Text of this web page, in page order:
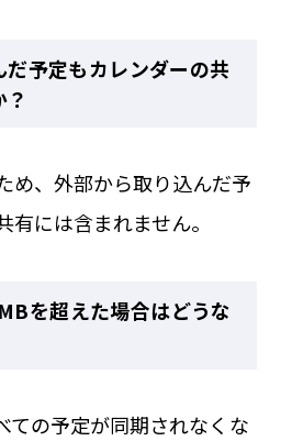
予定もカレンダーの共
め、外部から取り込んだ予
には含まれません。
を超えた場合はどうな
ての予定が同期されなくな